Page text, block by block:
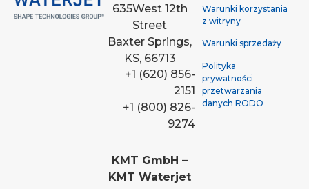
635West 12th
Street
Baxter Springs,
KS, 66713
+1 (620) 856-
2151
+1 (800) 826-
9274
KMT GmbH –
KMT Waterjet
Warunki korzystania
z witryny
Warunki sprzedaży
Polityka
prywatności
przetwarzania
danych RODO